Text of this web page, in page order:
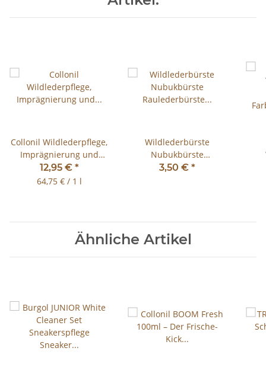
Collonil Wildlederpflege,
Imprägnierung und
Farbauffrischung 200ml
Spray
12,95 € *
64,75 € / 1 l
Wildlederbürste
Nubukbürste
Raulederbürste mit
3,50 € *
Ähnliche Artikel